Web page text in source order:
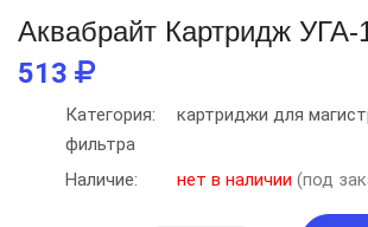
Аквабрайт Картридж УГА-
513
Категория:
картриджи для
фильтра
Наличие:
нет в наличии (под